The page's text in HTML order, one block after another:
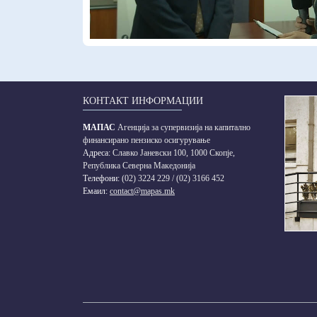
КОНТАКТ ИНФОРМАЦИИ
МАПАС Агенција за супервизија на капитално
финансирано пензиско осигурување
Адреса: Славко Јаневски 100, 1000 Скопје,
Република Северна Македонија
Телефони: (02) 3224 229 / (02) 3166 452
Емаил: contact@mapas.mk